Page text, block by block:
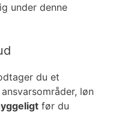
under denne
du et
løn
før du